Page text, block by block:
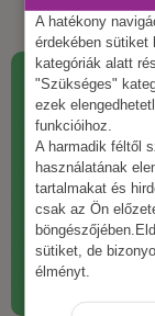
A hatékony
érdekében sütiket
kategóriák alatt
"Szükséges"
ezek
funkcióihoz.
A harmadik féltől
használatának
tartalmakat és
csak az Ön
sütiket, de
élményt.